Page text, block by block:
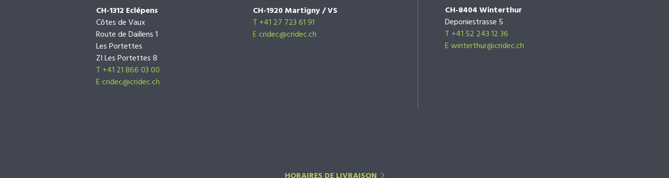
CH-1312 Eclépens
Côtes de Vaux
Route de Daillens 1
Les Portettes
ZI Les Portettes 8
T +41 21 866 03 00
Ecridec@cridec.ch
CH-1920 Martigny / VS
T +41 27 723 61 91
Ecridec@cridec.ch
CH-8404 Winterthur
Deponiestrasse 5
T +41 52 243 12 36
E winterthur@cridec.ch